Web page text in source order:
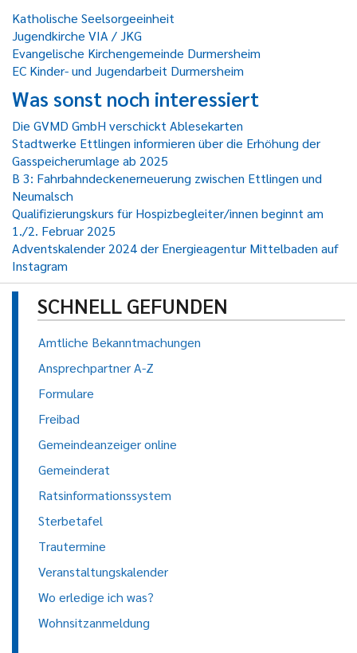
Katholische Seelsorgeeinheit
Jugendkirche VIA / JKG
Evangelische Kirchengemeinde Durmersheim
EC Kinder- und Jugendarbeit Durmersheim
Was sonst noch interessiert
Die GVMD GmbH verschickt Ablesekarten
Stadtwerke Ettlingen informieren über die Erhöhung der
Gasspeicherumlage ab 2025
B 3: Fahrbahndeckenerneuerung zwischen Ettlingen und
Neumalsch
Qualifizierungskurs für Hospizbegleiter/innen beginnt am
1./2. Februar 2025
Adventskalender 2024 der Energieagentur Mittelbaden auf
Instagram
SCHNELL GEFUNDEN
Amtliche Bekanntmachungen
Ansprechpartner A-Z
Formulare
Freibad
Gemeindeanzeiger online
Gemeinderat
Ratsinformationssystem
Sterbetafel
Trautermine
Veranstaltungskalender
Wo erledige ich was?
Wohnsitzanmeldung